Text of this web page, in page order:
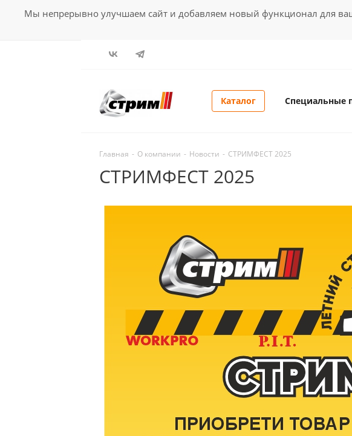
Мы непрерывно улучшаем сайт и добавляем новый функционал для
Каталог Специальные
Главная - О компании - Новости - СТРИМФЕСТ 2025
СТРИМФЕСТ 2025